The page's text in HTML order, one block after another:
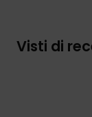
Visti di